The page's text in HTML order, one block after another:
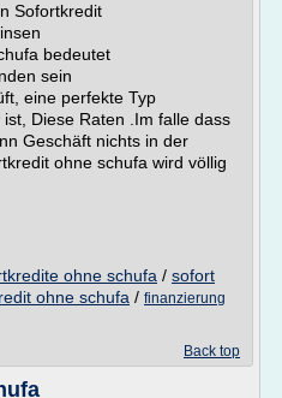
Sofortkredit
bedeutet
sein
eine perfekte Typ
Diese Raten .Im falle dass
Geschäft nichts in der
ohne schufa wird völlig
ohne schufa / sofort
ohne schufa / finanzierung
Back top